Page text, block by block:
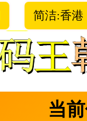
简洁:香港
当